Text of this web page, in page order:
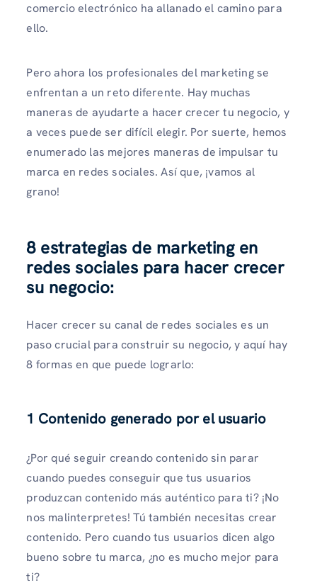
comercio electrónico ha allanado el camino para
ello.
Pero ahora los profesionales del marketing se
enfrentan a un reto diferente. Hay muchas
maneras de ayudarte a hacer crecer tu negocio, y
a veces puede ser difícil elegir. Por suerte, hemos
enumerado las mejores maneras de impulsar tu
marca en redes sociales. Así que, ¡vamos al
grano!
8 estrategias de marketing en
redes sociales para hacer crecer
su negocio:
Hacer crecer su canal de redes sociales es un
paso crucial para construir su negocio, y aquí hay
8 formas en que puede lograrlo:
1 Contenido generado por el usuario
¿Por qué seguir creando contenido sin parar
cuando puedes conseguir que tus usuarios
produzcan contenido más auténtico para ti? ¡No
nos malinterpretes! Tú también necesitas crear
contenido. Pero cuando tus usuarios dicen algo
bueno sobre tu marca, ¿no es mucho mejor para
ti?